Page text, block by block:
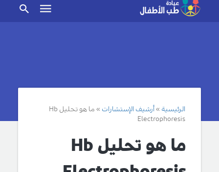
الرئيسية أرشيف الإستشارات
ما هو تحليل Hb
Electrophoresis
ما هو تحليل Hb